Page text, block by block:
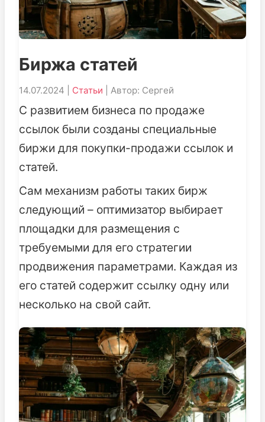
Биржа статей
14.07.2024 | Статьи | Автор: Сергей
С развитием бизнеса по продаже
ссылок были созданы специальные
биржи для покупки-продажи ссылок и
статей.
Сам механизм работы таких бирж
следующий – оптимизатор выбирает
площадки для размещения с
требуемыми для его стратегии
продвижения параметрами. Каждая из
его статей содержит ссылку одну или
несколько на свой сайт.